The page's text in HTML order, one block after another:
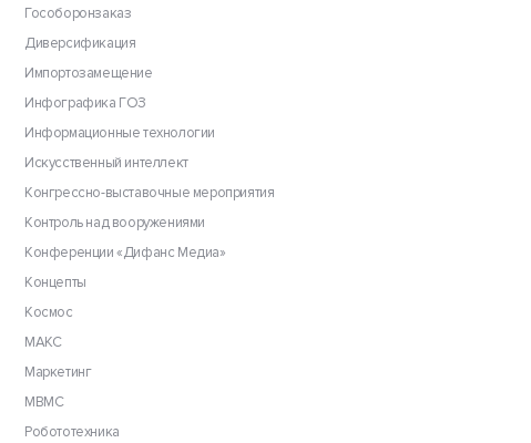
Гособоронзаказ
Диверсификация
Импортозамещение
Инфографика ГОЗ
Информационные технологии
Искусственный интеллект
Конгрессно-выставочные мероприятия
Контроль над вооружениями
Конференции «Дифанс Медиа»
Концепты
Космос
МАКС
Маркетинг
МВМС
Робототехника